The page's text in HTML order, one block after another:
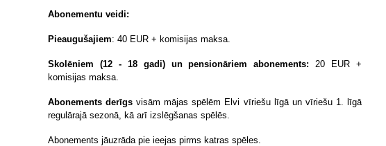
Abonementu veidi:
Pieaugušajiem: 40 EUR + komisijas maksa.
Skolēniem (12 - 18 gadi) un pensionāriem abonements:20 EUR +
komisijas maksa.
Abonements derīgsvisām mājas spēlēm Elvi vīriešu līgā un vīriešu 1. līgā
regulārajā sezonā, kā arī izslēgšanas spēlēs.
Abonements jāuzrāda pie ieejas pirms katras spēles.